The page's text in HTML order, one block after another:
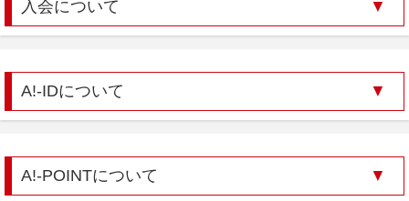
入会について
A!-IDについて
A!-POINTについて